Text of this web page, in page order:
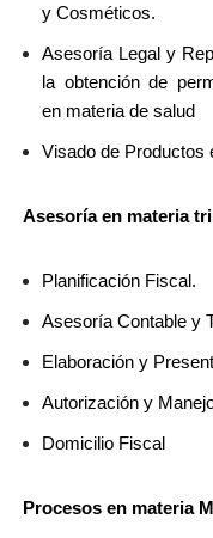
y Cosméticos.
Asesoría Legal y
la obtención de
en materia de salud
Visado de Productos
Asesoría en materia
Planificación Fiscal.
Asesoría Contable y
Elaboración y
Autorización y
Domicilio Fiscal
Procesos en materia